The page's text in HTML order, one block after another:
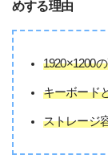
めする理由
1920×1200
キーボード
ストレージ